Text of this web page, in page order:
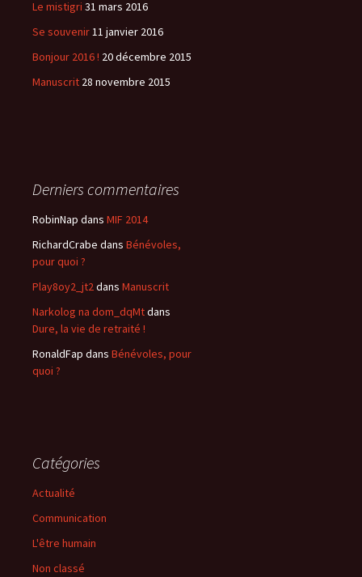
Le mistigri 31 mars 2016
Se souvenir11 janvier 2016
Bonjour 2016 ! 20 décembre 2015
Manuscrit 28 novembre 2015
Derniers commentaires
RobinNap dans MIF 2014
RichardCrabe dans Bénévoles,
pour quoi ?
Play8oy2_jt2dans Manuscrit
Narkolog na dom_dqMtdans
Dure, la vie de retraité !
RonaldFap dans Bénévoles, pour
quoi ?
Catégories
Actualité
Communication
L'être humain
Non classé